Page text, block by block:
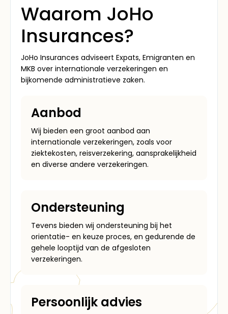
Waarom JoHo
Insurances?
JoHo Insurances adviseert Expats, Emigranten en
MKB over internationale verzekeringen en
bijkomende administratieve zaken.
Aanbod
Wij bieden een groot aanbod aan
internationale verzekeringen, zoals voor
ziektekosten, reisverzekering, aansprakelijkheid
en diverse andere verzekeringen.
Ondersteuning
Tevens bieden wij ondersteuning bij het
orientatie- en keuze proces, en gedurende de
gehele looptijd van de afgesloten
verzekeringen.
Persoonlijk advies